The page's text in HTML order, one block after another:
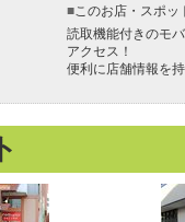
■このお店・スポッ
読取機能付きのモ
アクセス！
便利に店舗情報を